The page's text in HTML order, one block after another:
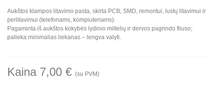
Aukštos klampos litavimo pasta, skirta PCB, SMD, remontui, lustų litavimui ir
perlitavimui (telefonams, kompiuteriams).
Pagaminta iš aukštos kokybės lydinio miltelių ir dervos pagrindo fliuso;
palieka minimalias liekanas – lengva valyti.
Kaina 7,00 € (su PVM)